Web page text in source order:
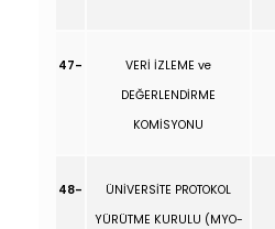
47-
VERİ İZLEME ve
DEĞERLENDİRME
KOMİSYONU
48-
ÜNİVERSİTE PROTOKOL
YÜRÜTME KURULU (MYO-